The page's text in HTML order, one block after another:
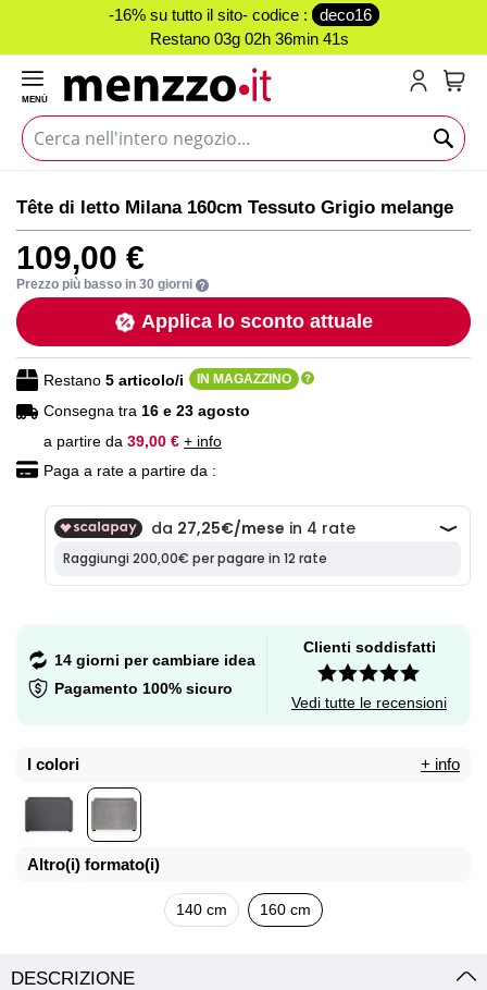
-16% su tutto il sito- codice :
deco16
Restano 03g 02h 36min 41s
MENÙ
alla
fine
della
galleria
di
immagini
all'inizio
della
galleria
di
immagini
Tête di letto Milana 160cm Tessuto Grigio melange
109,00 €
Prezzo più basso in 30 giorni
Applica lo sconto attuale
Restano 5 articolo/i IN MAGAZZINO
Consegna tra 16 e 23 agosto
a partire da 39,00 € + info
Paga a rate a partire da :
14 giorni per cambiare idea
Pagamento 100% sicuro
Clienti soddisfatti
Vedi tutte le recensioni
I colori + info
Altro(i) formato(i)
140 cm 160 cm
DESCRIZIONE